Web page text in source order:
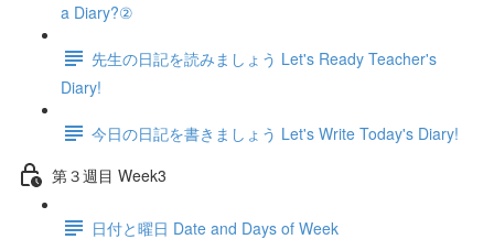
a Diary?②
先生の日記を読みましょう Let's Ready Teacher's
Diary!
今日の日記を書きましょう Let's Write Today's Diary!
第３週目 Week3
日付と曜日 Date and Days of Week